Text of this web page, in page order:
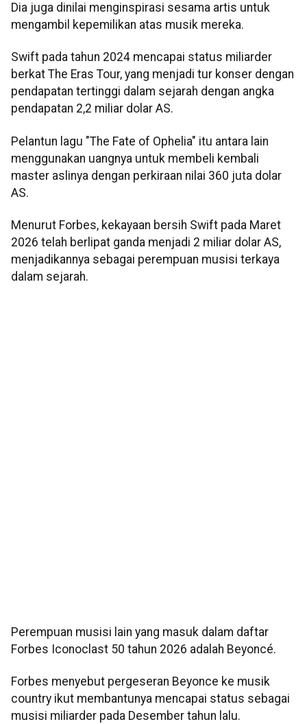
Dia juga dinilai menginspirasi sesama artis untuk
mengambil kepemilikan atas musik mereka.
Swift pada tahun 2024 mencapai status miliarder
berkat The Eras Tour, yang menjadi tur konser dengan
pendapatan tertinggi dalam sejarah dengan angka
pendapatan 2,2 miliar dolar AS.
Pelantun lagu "The Fate of Ophelia" itu antara lain
menggunakan uangnya untuk membeli kembali
master aslinya dengan perkiraan nilai 360 juta dolar
AS.
Menurut Forbes, kekayaan bersih Swift pada Maret
2026 telah berlipat ganda menjadi 2 miliar dolar AS,
menjadikannya sebagai perempuan musisi terkaya
dalam sejarah.
Perempuan musisi lain yang masuk dalam daftar
Forbes Iconoclast 50 tahun 2026 adalah Beyoncé.
Forbes menyebut pergeseran Beyonce ke musik
country ikut membantunya mencapai status sebagai
musisi miliarder pada Desember tahun lalu.